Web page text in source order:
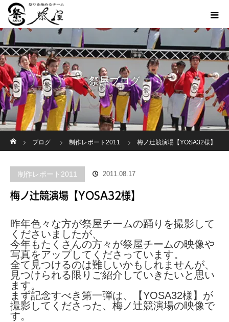
祭屋ブログ
ブログ
制作レポート2011 梅ノ辻競演場【YOSA32様】
制作レポート2011 2011.08.17
梅ノ辻競演場【YOSA32様】
昨年色々な方が祭屋チームの踊りを撮影して
くださいましたが、
今年もたくさんの方々が祭屋チームの映像や
写真をアップしてくださっています。
全て見つけるのは難しいかもしれませんが、
見つけられる限りご紹介していきたいと思い
ます。
まず記念すべき第一弾は、【YOSA32様】が
撮影してくださった、梅ノ辻競演場の映像で
す。